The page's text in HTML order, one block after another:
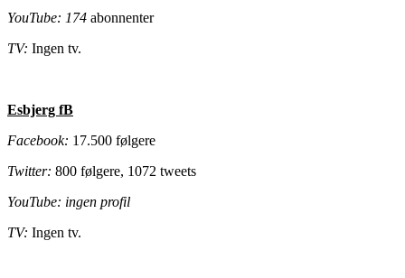
YouTube: 174 abonnenter
TV: Ingen tv.
Esbjerg fB
Facebook: 17.500 følgere
Twitter: 800 følgere, 1072 tweets
YouTube: ingen profil
TV: Ingen tv.